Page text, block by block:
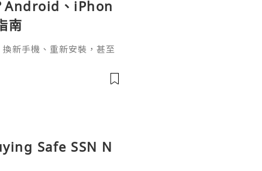
Android、iPhon
南
新手機、重新安裝，甚至
Safe SSN N